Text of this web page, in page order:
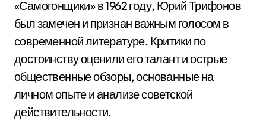
«Самогонщики» в 1962 году, Юрий Трифонов
был замечен и признан важным голосом в
современной литературе. Критики по
достоинству оценили его талант и острые
общественные обзоры, основанные на
личном опыте и анализе советской
действительности.